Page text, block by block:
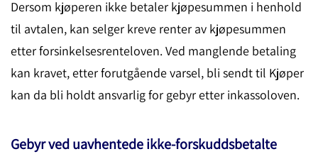
Dersom kjøperen ikke betaler kjøpesummen i henhold
til avtalen, kan selger kreve renter av kjøpesummen
etter forsinkelsesrenteloven. Ved manglende betaling
kan kravet, etter forutgående varsel, bli sendt til Kjøper
kan da bli holdt ansvarlig for gebyr etter inkassoloven.
Gebyr ved uavhentede ikke-forskuddsbetalte